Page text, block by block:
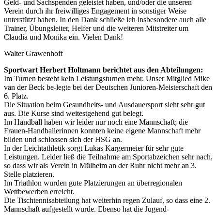
Geld- und Sachspenden geleistet haben, und/oder die unseren
Verein durch ihr freiwilliges Engagement in sonstiger Weise
unterstützt haben. In den Dank schließe ich insbesondere auch alle
Trainer, Übungsleiter, Helfer und die weiteren Mitstreiter um
Claudia und Monika ein. Vielen Dank!
Walter Grawenhoff
Sportwart Herbert Holtmann berichtet aus den Abteilungen:
Im Turnen besteht kein Leistungsturnen mehr. Unser Mitglied Mike
van der Beck be-legte bei der Deutschen Junioren-Meisterschaft den
6. Platz.
Die Situation beim Gesundheits- und Ausdauersport sieht sehr gut
aus. Die Kurse sind weitestgehend gut belegt.
Im Handball haben wir leider nur noch eine Mannschaft; die
Frauen-Handballerinnen konnten keine eigene Mannschaft mehr
bilden und schlossen sich der HSG an.
In der Leichtathletik sorgt Lukas Kargermeier für sehr gute
Leistungen. Leider ließ die Teilnahme am Sportabzeichen sehr nach,
so dass wir als Verein in Mülheim an der Ruhr nicht mehr an 3.
Stelle platzieren.
Im Triathlon wurden gute Platzierungen an überregionalen
Wettbewerben erreicht.
Die Tischtennisabteilung hat weiterhin regen Zulauf, so dass eine 2.
Mannschaft aufgestellt wurde. Ebenso hat die Jugend-